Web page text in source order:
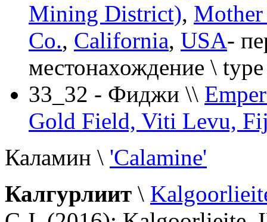
Mining District),
Co., California, USA-
местонахождение \
33_32 - Фиджи \\
Gold Field, Viti Levu,
Каламин \ 'Calamine'
Калгурлиит \